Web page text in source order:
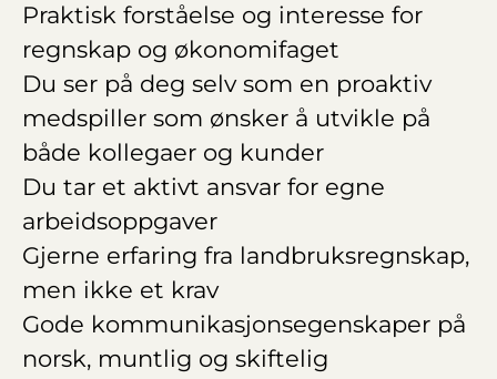
Praktisk forståelse og interesse for
regnskap og økonomifaget
Du ser på deg selv som en proaktiv
medspiller som ønsker å utvikle på
både kollegaer og kunder
Du tar et aktivt ansvar for egne
arbeidsoppgaver
Gjerne erfaring fra landbruksregnskap,
men ikke et krav
Gode kommunikasjonsegenskaper på
norsk, muntlig og skiftelig